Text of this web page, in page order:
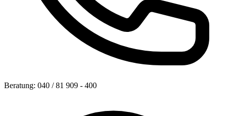
Beratung: 040 / 81 909 - 400